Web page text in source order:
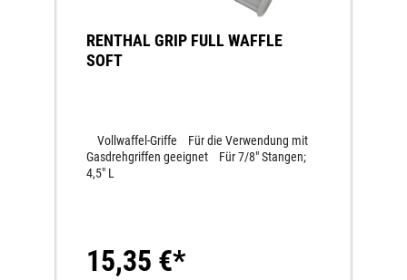
RENTHAL GRIP FULL WAFFLE
SOFT
Vollwaffel-Griffe Für die Verwendung mit
Gasdrehgriffen geeignet Für 7/8" Stangen;
4,5" L
15,35 €*